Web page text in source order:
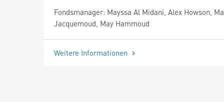
Fondsmanager: Mayssa Al Midani, Alex Howson,
Jacquemoud, May Hammoud
Weitere Informationen